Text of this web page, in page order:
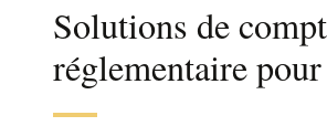
Solutions de
réglementaire